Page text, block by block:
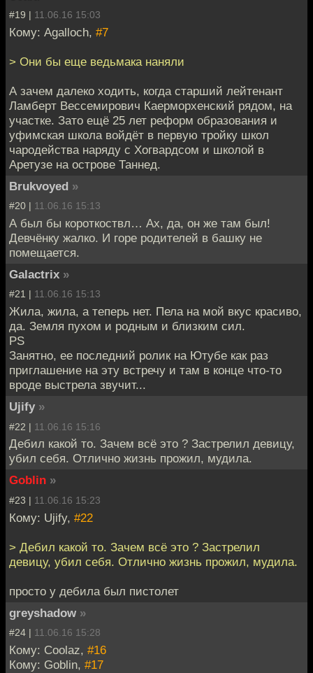
#19 | 11.06.16 15:03
Кому: Agalloch, #7
> Они бы еще ведьмака наняли
А зачем далеко ходить, когда старший лейтенант
Ламберт Вессемирович Каерморхенский рядом, на
участке. Зато ещё 25 лет реформ образования и
уфимская школа войдёт в первую тройку школ
чародейства наряду с Хогвардсом и школой в
Аретузе на острове Таннед.
Brukvoyed »
#20 | 11.06.16 15:13
А был бы короткоствл… Ах, да, он же там был!
Девчёнку жалко. И горе родителей в башку не
помещается.
Galactrix »
#21 | 11.06.16 15:13
Жила, жила, а теперь нет. Пела на мой вкус красиво,
да. Земля пухом и родным и близким сил.
PS
Занятно, ее последний ролик на Ютубе как раз
приглашение на эту встречу и там в конце что-то
вроде выстрела звучит...
Ujify »
#22 | 11.06.16 15:16
Дебил какой то. Зачем всё это ? Застрелил девицу,
убил себя. Отлично жизнь прожил, мудила.
Goblin »
#23 | 11.06.16 15:23
Кому: Ujify, #22
> Дебил какой то. Зачем всё это ? Застрелил
девицу, убил себя. Отлично жизнь прожил, мудила.
просто у дебила был пистолет
greyshadow »
#24 | 11.06.16 15:28
Кому: Coolaz, #16
Кому: Goblin, #17